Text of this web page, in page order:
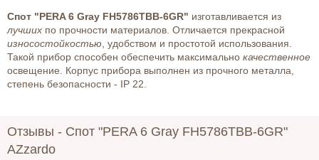
Спот "PERA 6 Gray FH5786TBB-6GR" изготавливается из
лучших по прочности материалов. Отличается прекрасной
износостойкостью, удобством и простотой использования.
Такой прибор способен обеспечить максимально качественное
освещение. Корпус прибора выполнен из прочного металла,
степень безопасности - IP 22.
Отзывы - Спот "PERA 6 Gray FH5786TBB-6GR"
AZzardo